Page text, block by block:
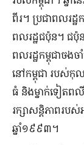
ពីរ។ ប្រជាពលរដ្
ពលរដ្ឋជប៉ុន។ ជប៉ុ
ពលរដ្ឋកម្ពុជាចងច
នៅកម្ពុជា របស់កុ
ធំ និងម្នាក់ទៀតព
រក្សាសន្តិភាពរប
ឆ្នាំ១៩៩៣។